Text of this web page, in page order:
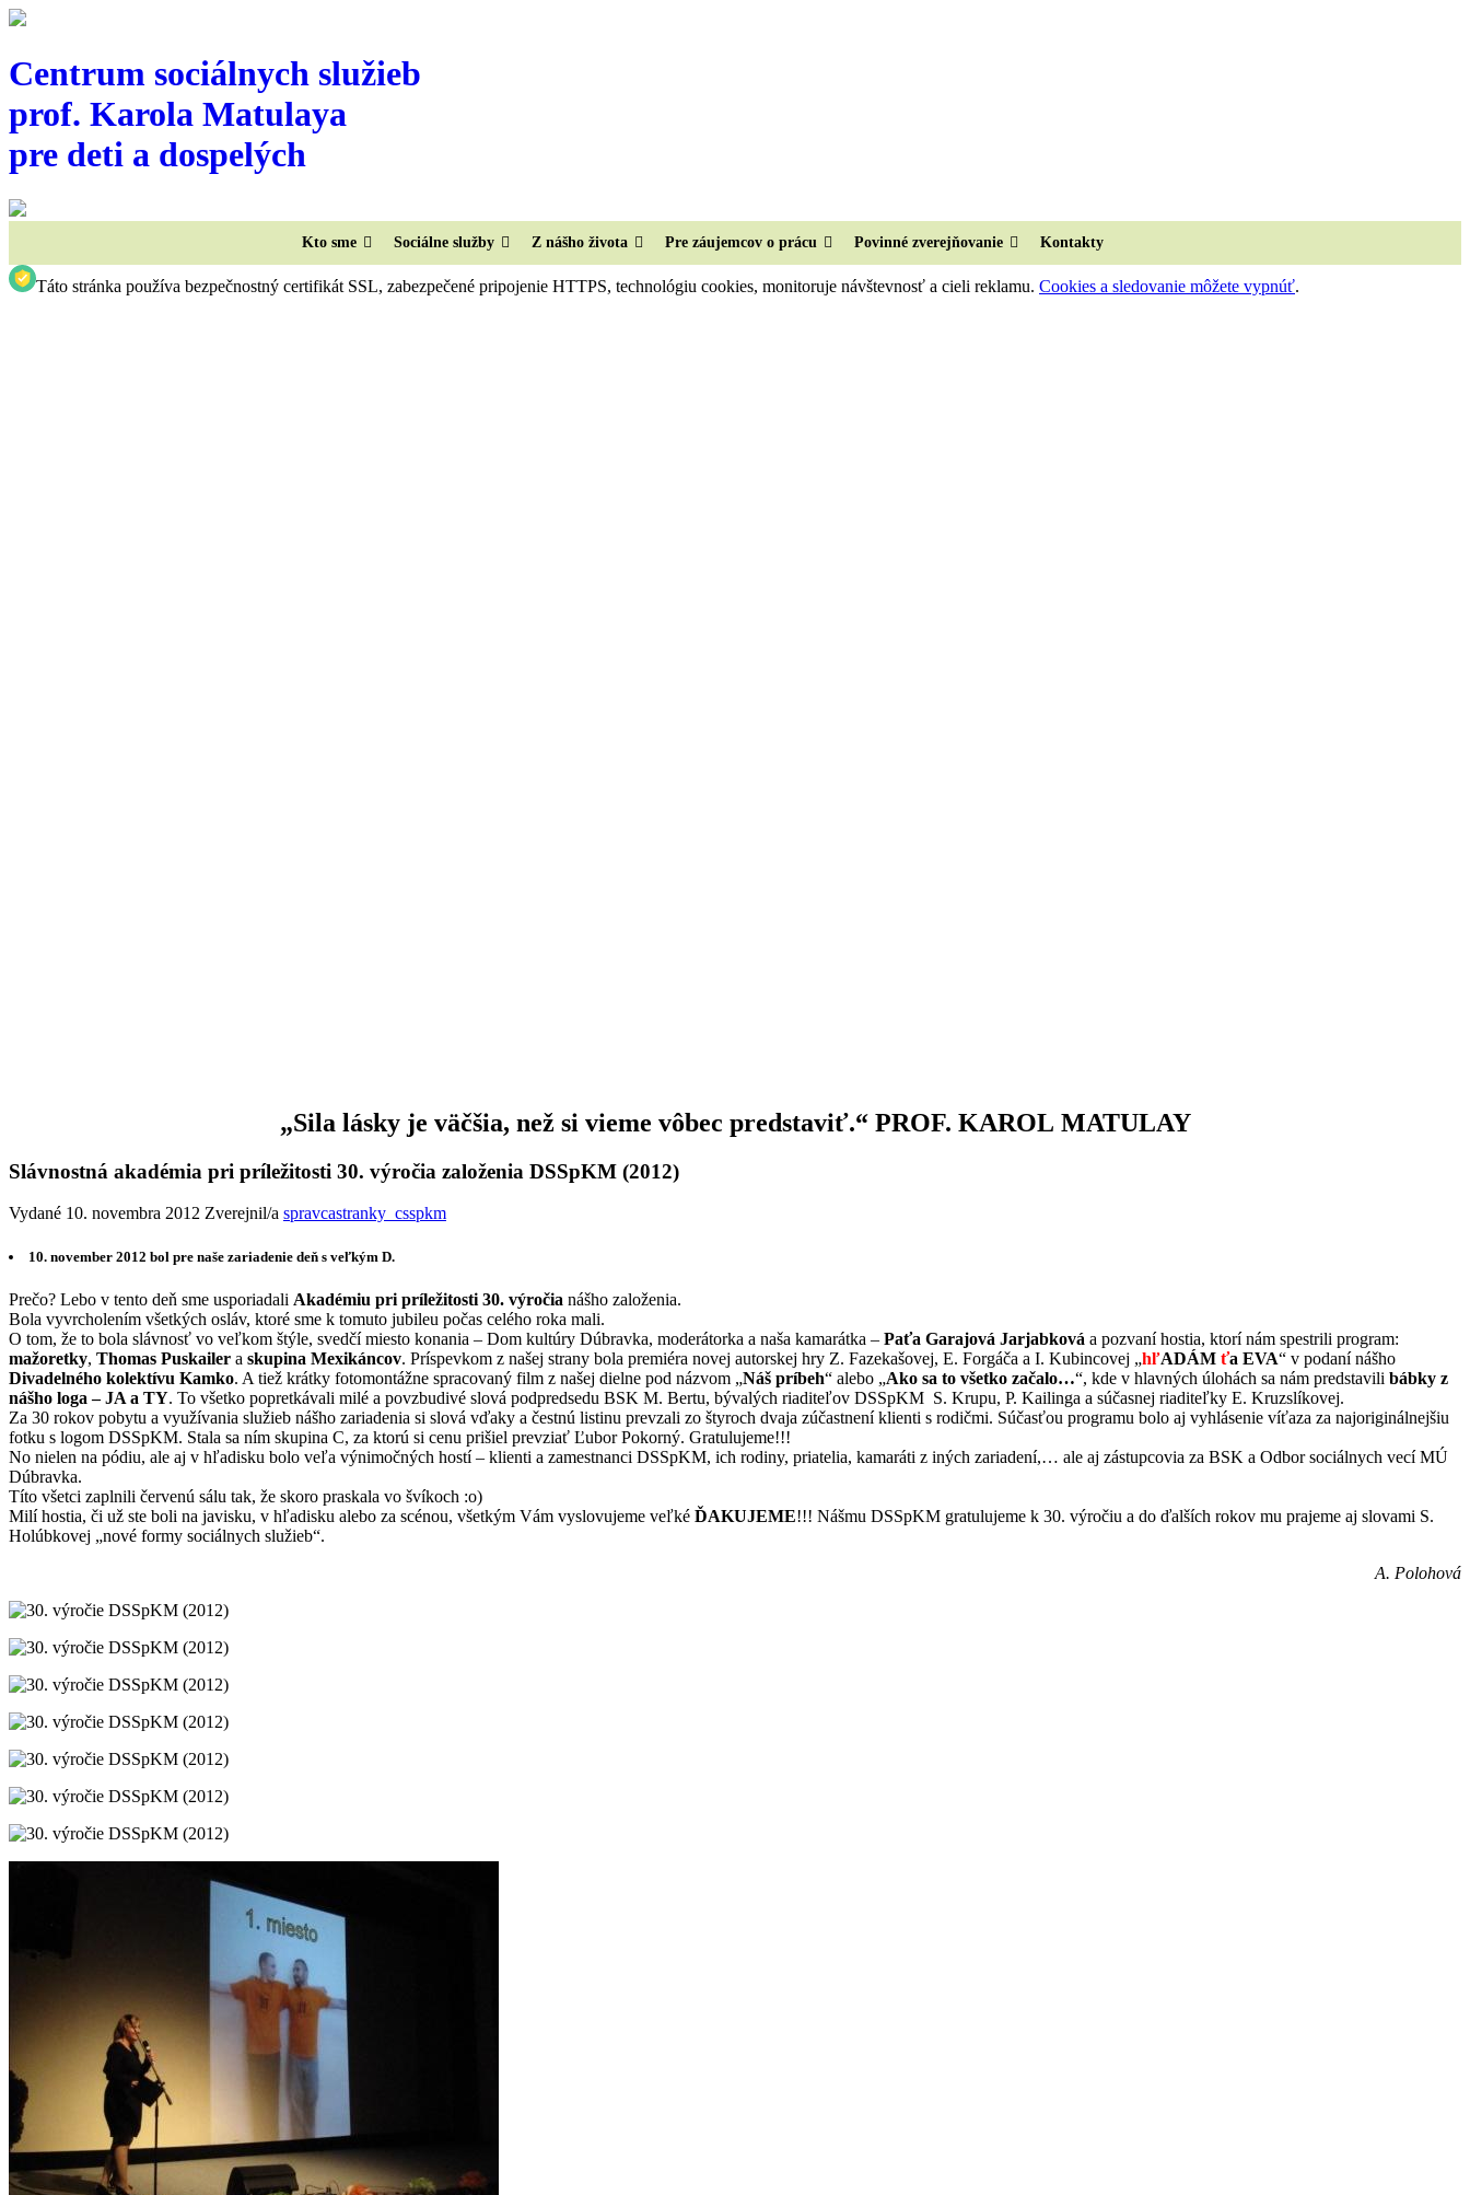
Centrum sociálnych služieb
prof. Karola Matulaya
pre deti a dospelých
Kto sme Sociálne služby Z nášho života Pre záujemcov o prácu Povinné zverejňovanie Kontakty
Táto stránka používa bezpečnostný certifikát SSL, zabezpečené pripojenie HTTPS, technológiu cookies, monitoruje návštevnosť a cieli reklamu. Cookies a sledovanie môžete vypnúť.
„Sila lásky je väčšia, než si vieme vôbec predstaviť.“ PROF. KAROL MATULAY
Slávnostná akadémia pri príležitosti 30. výročia založenia DSSpKM (2012)
Vydané 10. novembra 2012 Zverejnil/a spravcastranky_csspkm
10. november 2012 bol pre naše zariadenie deň s veľkým D.
Prečo? Lebo v tento deň sme usporiadali Akadémiu pri príležitosti 30. výročia nášho založenia.
Bola vyvrcholením všetkých osláv, ktoré sme k tomuto jubileu počas celého roka mali.
O tom, že to bola slávnosť vo veľkom štýle, svedčí miesto konania – Dom kultúry Dúbravka, moderátorka a naša kamarátka – Paťa Garajová Jarjabková a pozvaní hostia, ktorí nám spestrili program:
mažoretky, Thomas Puskailer a skupina Mexikáncov. Príspevkom z našej strany bola premiéra novej autorskej hry Z. Fazekašovej, E. Forgáča a I. Kubincovej „hľADÁM ťa EVA“ v podaní nášho
Divadelného kolektívu Kamko. A tiež krátky fotomontážne spracovaný film z našej dielne pod názvom „Náš príbeh“ alebo „Ako sa to všetko začalo…“, kde v hlavných úlohách sa nám predstavili bábky z
nášho loga – JA a TY. To všetko popretkávali milé a povzbudivé slová podpredsedu BSK M. Bertu, bývalých riaditeľov DSSpKM S. Krupu, P. Kailinga a súčasnej riaditeľky E. Kruzslíkovej.
Za 30 rokov pobytu a využívania služieb nášho zariadenia si slová vďaky a čestnú listinu prevzali zo štyroch dvaja zúčastnení klienti s rodičmi. Súčasťou programu bolo aj vyhlásenie víťaza za najoriginálnejšiu
fotku s logom DSSpKM. Stala sa ním skupina C, za ktorú si cenu prišiel prevziať Ľubor Pokorný. Gratulujeme!!!
No nielen na pódiu, ale aj v hľadisku bolo veľa výnimočných hostí – klienti a zamestnanci DSSpKM, ich rodiny, priatelia, kamaráti z iných zariadení,… ale aj zástupcovia za BSK a Odbor sociálnych vecí MÚ
Dúbravka.
Títo všetci zaplnili červenú sálu tak, že skoro praskala vo švíkoch :o)
Milí hostia, či už ste boli na javisku, v hľadisku alebo za scénou, všetkým Vám vyslovujeme veľké ĎAKUJEME!!! Nášmu DSSpKM gratulujeme k 30. výročiu a do ďalších rokov mu prajeme aj slovami S.
Holúbkovej „nové formy sociálnych služieb“.
A. Polohová